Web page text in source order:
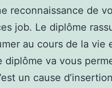
reconnaissance de
job. Le diplôme
au cours de la vie
diplôme va vous
un cause